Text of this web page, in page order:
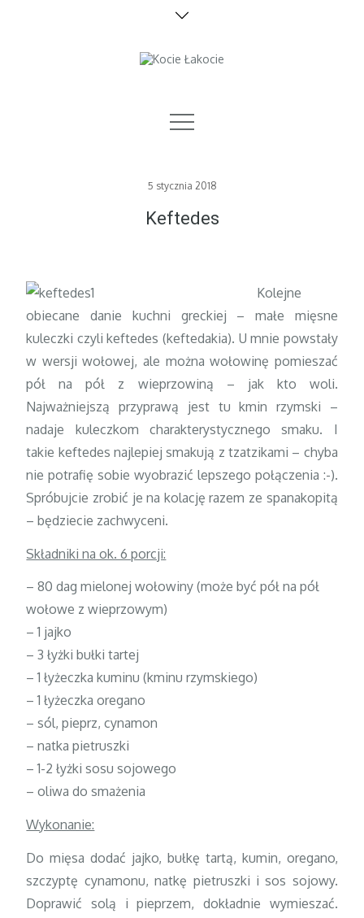
Posted
5 stycznia 2018
Keftedes
Kolejne
obiecane danie kuchni greckiej – małe mięsne
kuleczki czyli keftedes (keftedakia). U mnie powstały
w wersji wołowej, ale można wołowinę pomieszać
pół na pół z wieprzowiną – jak kto woli.
Najważniejszą przyprawą jest tu kmin rzymski –
nadaje kuleczkom charakterystycznego smaku. I
takie keftedes najlepiej smakują z tzatzikami – chyba
nie potrafię sobie wyobrazić lepszego połączenia :-).
Spróbujcie zrobić je na kolację razem ze spanakopitą
– będziecie zachwyceni.
Składniki na ok. 6 porcji:
– 80 dag mielonej wołowiny (może być pół na pół
wołowe z wieprzowym)
– 1 jajko
– 3 łyżki bułki tartej
– 1 łyżeczka kuminu (kminu rzymskiego)
– 1 łyżeczka oregano
– sól, pieprz, cynamon
– natka pietruszki
– 1-2 łyżki sosu sojowego
– oliwa do smażenia
Wykonanie:
Do mięsa dodać jajko, bułkę tartą, kumin, oregano,
szczyptę cynamonu, natkę pietruszki i sos sojowy.
Doprawić solą i pieprzem, dokładnie wymieszać.